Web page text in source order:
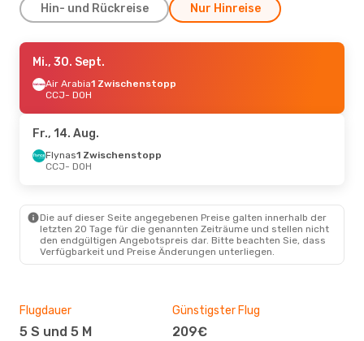
Hin- und Rückreise Nur Hinreise
Mi., 21. Okt.- Mi., 21. Okt.
Air India ExpressDirekt
CCJ- DOH
1 Zwischenstopp
DOH- CCJ
Mi., 30. Sept.
Air Arabia1 Zwischenstopp
CCJ- DOH
Fr., 14. Aug.
Flynas1 Zwischenstopp
CCJ- DOH
Die auf dieser Seite angegebenen Preise galten innerhalb der
letzten 20 Tage für die genannten Zeiträume und stellen nicht
den endgültigen Angebotspreis dar. Bitte beachten Sie, dass
Verfügbarkeit und Preise Änderungen unterliegen.
Flugdauer
5 S und 5 M
Günstigster Flug
209€